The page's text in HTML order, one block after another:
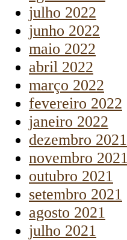
julho 2022
junho 2022
maio 2022
abril 2022
março 2022
fevereiro 2022
janeiro 2022
dezembro 2021
novembro 2021
outubro 2021
setembro 2021
agosto 2021
julho 2021